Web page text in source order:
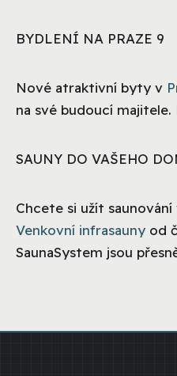
BYDLENÍ NA PRAZE 9
Nové atraktivní byty v
na své budoucí
SAUNY DO VAŠEHO
Chcete si užít
Venkovní infrasauny od
SaunaSystem jsou